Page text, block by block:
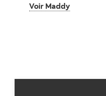
Voir MaddyVoir Maddy